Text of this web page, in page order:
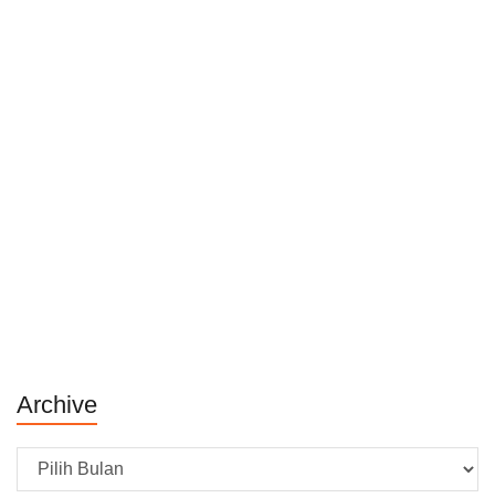
Archive
Archive